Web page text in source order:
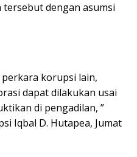
dengan asumsi
korupsi lain,
dapat dilakukan usai
di pengadilan, ”
Iqbal D. Hutapea, Jumat